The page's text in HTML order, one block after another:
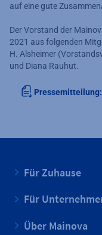
auf eine gute
Der Vorstand der
2021 aus folgenden
H. Alsheimer
und Diana Rauhut.
Für Zuhause
Für
Über Mainova